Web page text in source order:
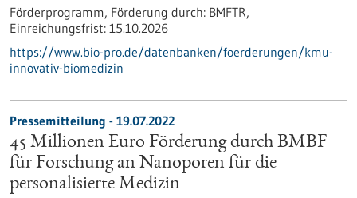
Förderprogramm, Förderung durch: BMFTR,
Einreichungsfrist: 15.10.2026
https://www.bio-pro.de/datenbanken/foerderungen/kmu-
innovativ-biomedizin
Pressemitteilung - 19.07.2022
45 Millionen Euro Förderung durch BMBF
für Forschung an Nanoporen für die
personalisierte Medizin